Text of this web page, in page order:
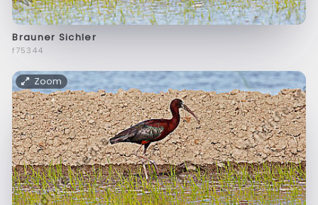
Brauner Sichler
f75344
Zoom